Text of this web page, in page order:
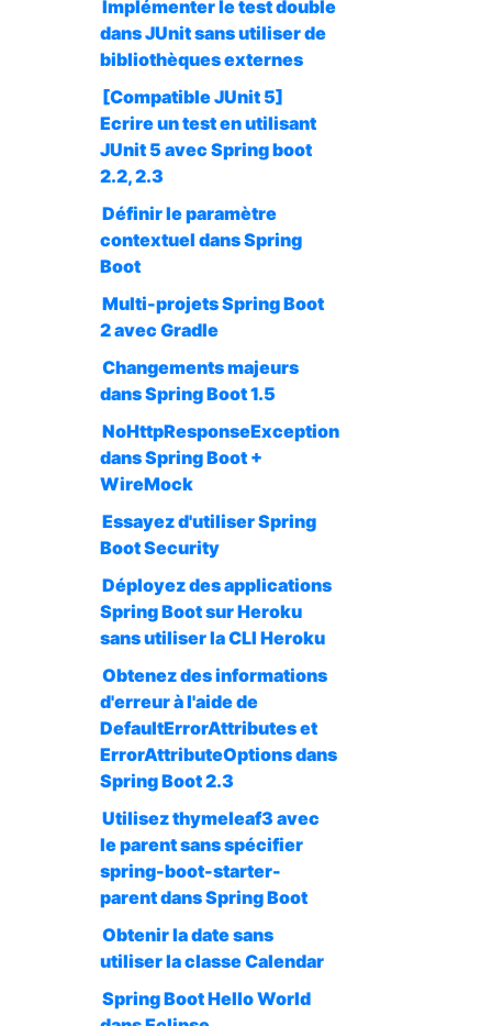
Implémenter le test double
dans JUnit sans utiliser de
bibliothèques externes
[Compatible JUnit 5]
Ecrire un test en utilisant
JUnit 5 avec Spring boot
2.2, 2.3
Définir le paramètre
contextuel dans Spring
Boot
Multi-projets Spring Boot
2 avec Gradle
Changements majeurs
dans Spring Boot 1.5
NoHttpResponseException
dans Spring Boot +
WireMock
Essayez d'utiliser Spring
Boot Security
Déployez des applications
Spring Boot sur Heroku
sans utiliser la CLI Heroku
Obtenez des informations
d'erreur à l'aide de
DefaultErrorAttributes et
ErrorAttributeOptions dans
Spring Boot 2.3
Utilisez thymeleaf3 avec
le parent sans spécifier
spring-boot-starter-
parent dans Spring Boot
Obtenir la date sans
utiliser la classe Calendar
Spring Boot Hello World